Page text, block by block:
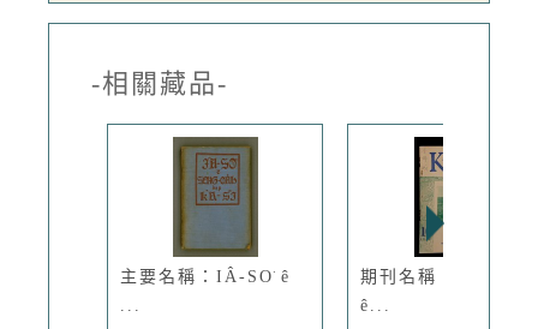
-相關藏品-
主要名稱：IÂ-SO͘ ê
...
期刊名稱：Ka-têng
ê...